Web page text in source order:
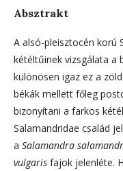
Absztrakt
A alsó-pleisztocén korú
kétéltűinek vizsgálata a
különösen igaz ez a
békák mellett főleg
bizonyítani a farkos
Salamandridae család
a Salamandra
vulgaris fajok jelenléte.